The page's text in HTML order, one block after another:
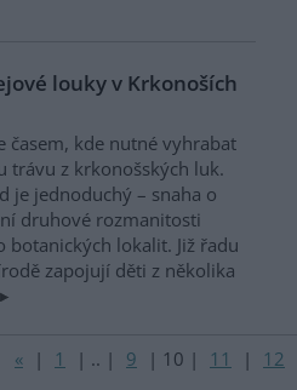
louky v Krkonoších
časem, kde nutné vyhrabat
trávu z krkonošských luk.
je jednoduchý – snaha o
druhové rozmanitosti
botanických lokalit. Již řadu
zapojují děti z několika
« | 1 | .. | 9 | 10 | 11 | 12